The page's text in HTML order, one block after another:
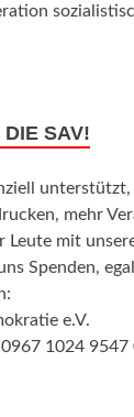
DIE SAV!
mehr
Leute mit
Spenden,
e.V.
0967 1024 9547